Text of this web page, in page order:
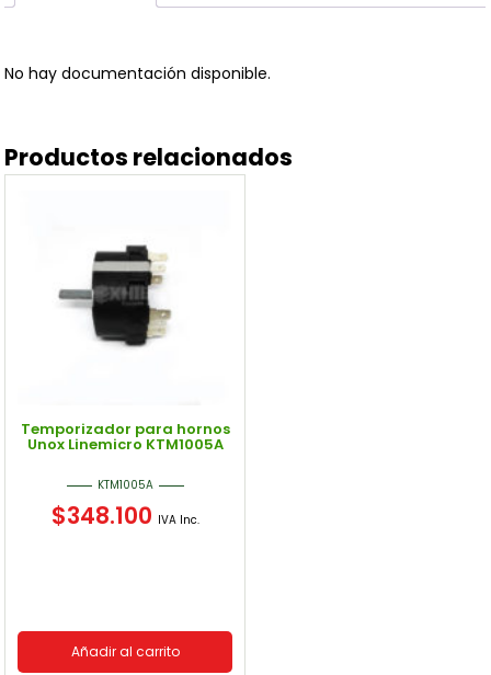
No hay documentación disponible.
Productos relacionados
Temporizador para hornos
Unox Linemicro KTM1005A
KTM1005A
$348.100 IVA Inc.
Añadir al carrito